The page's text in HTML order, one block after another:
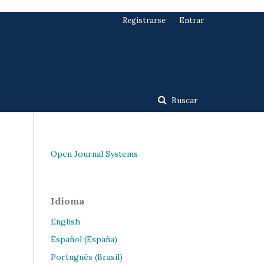
Buscar
Registrarse Entrar
Open Journal Systems
Idioma
English
Español (España)
Português (Brasil)